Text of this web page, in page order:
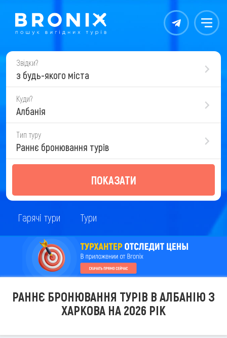
Контакты Меню
Звідки?
з будь-якого міста
Куди?
Албанія
Тип туру
Раннє бронювання турів
ПОКАЗАТИ
Гарячі тури Тури
РАННЄ БРОНЮВАННЯ ТУРІВ В АЛБАНІЮ З
ХАРКОВА НА 2026 РІК